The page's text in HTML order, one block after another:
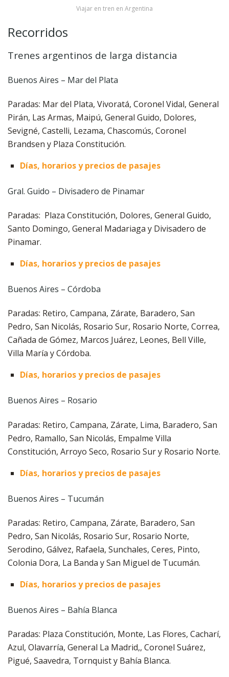
Viajar en tren en Argentina
Recorridos
Trenes argentinos de larga distancia
Buenos Aires – Mar del Plata
Paradas: Mar del Plata, Vivoratá, Coronel Vidal, General
Pirán, Las Armas, Maipú, General Guido, Dolores,
Sevigné, Castelli, Lezama, Chascomús, Coronel
Brandsen y Plaza Constitución.
Días, horarios y precios de pasajes
Gral. Guido – Divisadero de Pinamar
Paradas: Plaza Constitución, Dolores, General Guido,
Santo Domingo, General Madariaga y Divisadero de
Pinamar.
Días, horarios y precios de pasajes
Buenos Aires – Córdoba
Paradas: Retiro, Campana, Zárate, Baradero, San
Pedro, San Nicolás, Rosario Sur, Rosario Norte, Correa,
Cañada de Gómez, Marcos Juárez, Leones, Bell Ville,
Villa María y Córdoba.
Días, horarios y precios de pasajes
Buenos Aires – Rosario
Paradas: Retiro, Campana, Zárate, Lima, Baradero, San
Pedro, Ramallo, San Nicolás, Empalme Villa
Constitución, Arroyo Seco, Rosario Sur y Rosario Norte.
Días, horarios y precios de pasajes
Buenos Aires – Tucumán
Paradas: Retiro, Campana, Zárate, Baradero, San
Pedro, San Nicolás, Rosario Sur, Rosario Norte,
Serodino, Gálvez, Rafaela, Sunchales, Ceres, Pinto,
Colonia Dora, La Banda y San Miguel de Tucumán.
Días, horarios y precios de pasajes
Buenos Aires – Bahía Blanca
Paradas: Plaza Constitución, Monte, Las Flores, Cacharí,
Azul, Olavarría, General La Madrid,, Coronel Suárez,
Pigué, Saavedra, Tornquist y Bahía Blanca.